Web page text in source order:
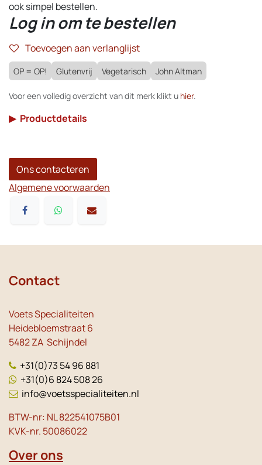
ook simpel bestellen.
Log in om te bestellen
Toevoegen aan verlanglijst
OP = OP! Glutenvrij Vegetarisch John Altman
Voor een volledig overzicht van dit merk klikt u hier.
▶ Productdetails
Ons contacteren
Algemene voorwaarden
Contact
Voets Specialiteiten
Heidebloemstraat 6
5482 ZA Schijndel
+31(0)73 54 96 881
+31(0)6 824 508 26
info@voetsspecialiteiten.nl
BTW-nr: NL 822541075B01
KVK-nr. 50086022
Over ons